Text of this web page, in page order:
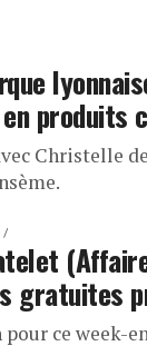
produits
Christelle
gratuites
ce week-